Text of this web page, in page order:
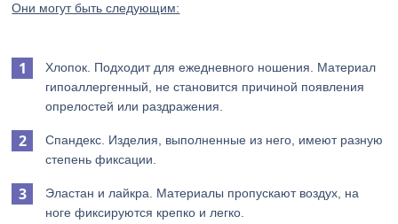
Они могут быть следующим:
Хлопок. Подходит для ежедневного ношения. Материал
гипоаллергенный, не становится причиной появления
опрелостей или раздражения.
Спандекс. Изделия, выполненные из него, имеют разную
степень фиксации.
Эластан и лайкра. Материалы пропускают воздух, на
ноге фиксируются крепко и легко.